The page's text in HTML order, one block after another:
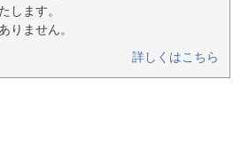
します。
りません。
詳しくはこちら